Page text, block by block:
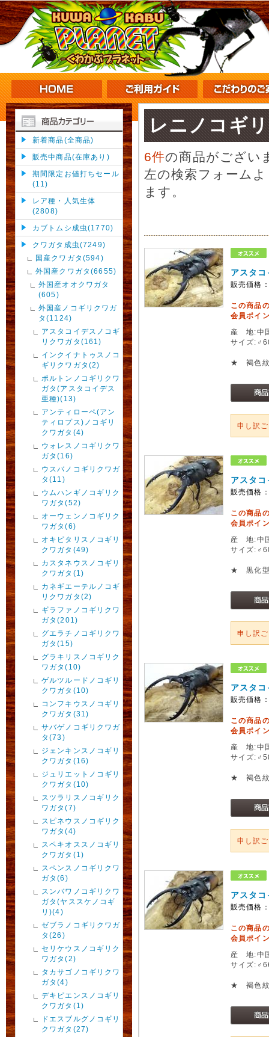
新着商品(全商品)
販売中商品(在庫あり)
期間限定お値打ちセール
(11)
レア種・人気生体
(2808)
カブトムシ成虫(1770)
クワガタ成虫(7249)
国産クワガタ(594)
外国産クワガタ(6655)
外国産オオクワガタ
(605)
外国産ノコギリクワガ
タ(1124)
アスタコイデスノコギ
リクワガタ(161)
インクイナトゥスノコ
ギリクワガタ(2)
ポルトンノコギリクワ
ガタ(アスタコイデス
亜種)(13)
アンティローペ(アン
ティロプス)ノコギリ
クワガタ(4)
ウォレスノコギリクワ
ガタ(16)
ウスバノコギリクワガ
タ(11)
ウムハンギノコギリク
ワガタ(52)
オーウェンノコギリク
ワガタ(6)
オキピタリスノコギリ
クワガタ(49)
カスタネウスノコギリ
クワガタ(1)
カネギエーテルノコギ
リクワガタ(2)
ギラファノコギリクワ
ガタ(201)
グエラチノコギリクワ
ガタ(15)
グラキリスノコギリク
ワガタ(10)
ゲルツルードノコギリ
クワガタ(10)
コンフキウスノコギリ
クワガタ(31)
サバゲノコギリクワガ
タ(73)
ジェンキンスノコギリ
クワガタ(16)
ジュリエットノコギリ
クワガタ(10)
スツラリスノコギリク
ワガタ(7)
スピネウスノコギリク
ワガタ(4)
スペキオススノコギリ
クワガタ(1)
スペンスノコギリクワ
ガタ(6)
スンバワノコギリクワ
ガタ(ヤススケノコギ
リ)(4)
ゼブラノコギリクワガ
タ(26)
セリケウスノコギリク
ワガタ(2)
タカサゴノコギリクワ
ガタ(4)
デキピエンスノコギリ
クワガタ(1)
ドエスブルグノコギリ
クワガタ(27)
レニノコギ
6件の商品がござい
左の検索フォーム
ます。
アスタ
販売価格
この商品
会員ポイ
産 地:中
サイズ
★ 褐色
申し訳
アスタ
販売価格
この商品
会員ポイ
産 地:中
サイズ
★ 黒化
申し訳
アスタ
販売価格
この商品
会員ポイ
産 地:中
サイズ
★ 褐色
申し訳
アスタ
販売価格
この商品
会員ポイ
産 地:中
サイズ
★ 褐色